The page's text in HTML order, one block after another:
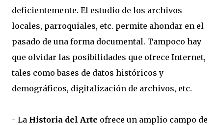
deficientemente. El estudio de los archivos
locales, parroquiales, etc. permite ahondar en el
pasado de una forma documental. Tampoco hay
que olvidar las posibilidades que ofrece Internet,
tales como bases de datos históricos y
demográficos, digitalización de archivos, etc.
- La Historia del Arte ofrece un amplio campo de